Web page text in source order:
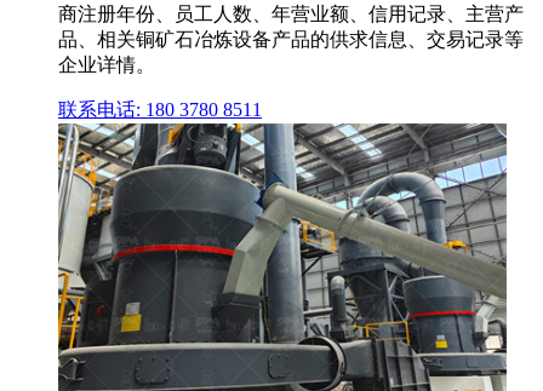
商注册年份、员工人数、年营业额、信用记录、主营产
品、相关铜矿石冶炼设备产品的供求信息、交易记录等
企业详情。
联系电话: 180 3780 8511